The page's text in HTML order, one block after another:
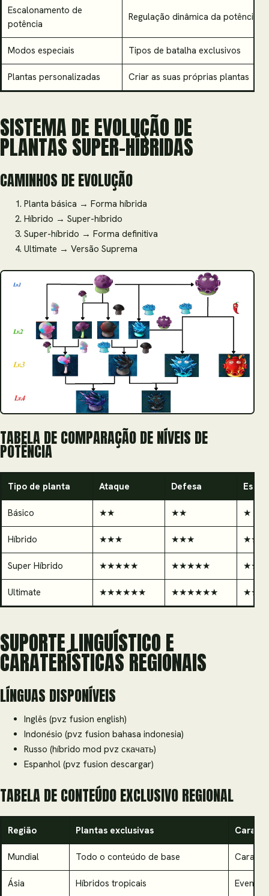
Escalonamento de
potência
Regulação dinâmica da potência
Modos especiais Tipos de batalha exclusivos
Plantas personalizadas Criar as suas próprias plantas
SISTEMA DE EVOLUÇÃO DE
PLANTAS SUPER-HÍBRIDAS
CAMINHOS DE EVOLUÇÃO
Planta básica → Forma híbrida
Híbrido → Super-híbrido
Super-híbrido → Forma definitiva
Ultimate → Versão Suprema
TABELA DE COMPARAÇÃO DE NÍVEIS DE
POTÊNCIA
Tipo de planta Ataque Defesa
Básico ★★ ★★ ★
Híbrido ★★★ ★★★ ★★
Super Híbrido ★★★★★ ★★★★★
Ultimate ★★★★★★ ★★★★★★
SUPORTE LINGUÍSTICO E
CARATERÍSTICAS REGIONAIS
LÍNGUAS DISPONÍVEIS
Inglês (pvz fusion english)
Indonésio (pvz fusion bahasa indonesia)
Russo (híbrido mod pvz скачать)
Espanhol (pvz fusion descargar)
TABELA DE CONTEÚDO EXCLUSIVO REGIONAL
Região Plantas exclusivas
Mundial Todo o conteúdo de base
Ásia Híbridos tropicais